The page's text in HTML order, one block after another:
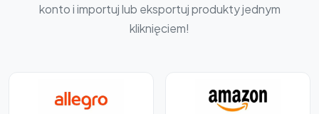
konto i importuj lub eksportuj produkty jednym
kliknięciem!